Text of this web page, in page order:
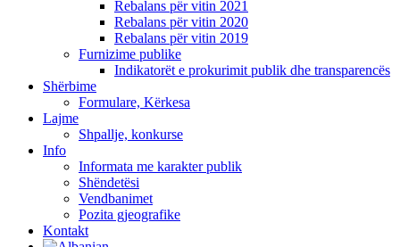
Rebalans për vitin 2021
Rebalans për vitin 2020
Rebalans për vitin 2019
Furnizime publike
Indikatorët e prokurimit publik dhe transparencës
Shërbime
Formulare, Kërkesa
Lajme
Shpallje, konkurse
Info
Informata me karakter publik
Shëndetësi
Vendbanimet
Pozita gjeografike
Kontakt